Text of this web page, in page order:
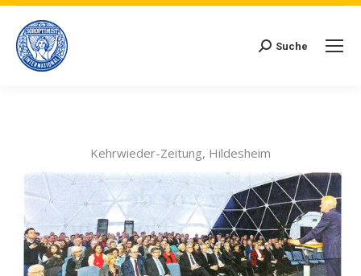
Search:
Suche
Kehrwieder-Zeitung, Hildesheim